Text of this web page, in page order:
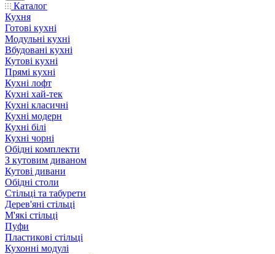
Каталог
Кухня
Готові кухні
Модульні кухні
Вбудовані кухні
Кутові кухні
Прямі кухні
Кухні лофт
Кухні хай-тек
Кухні класичні
Кухні модерн
Кухні білі
Кухні чорні
Обідні комплекти
З кутовим диваном
Кутові дивани
Обідні столи
Стільці та табурети
Дерев'яні стільці
М'які стільці
Пуфи
Пластикові стільці
Кухонні модулі